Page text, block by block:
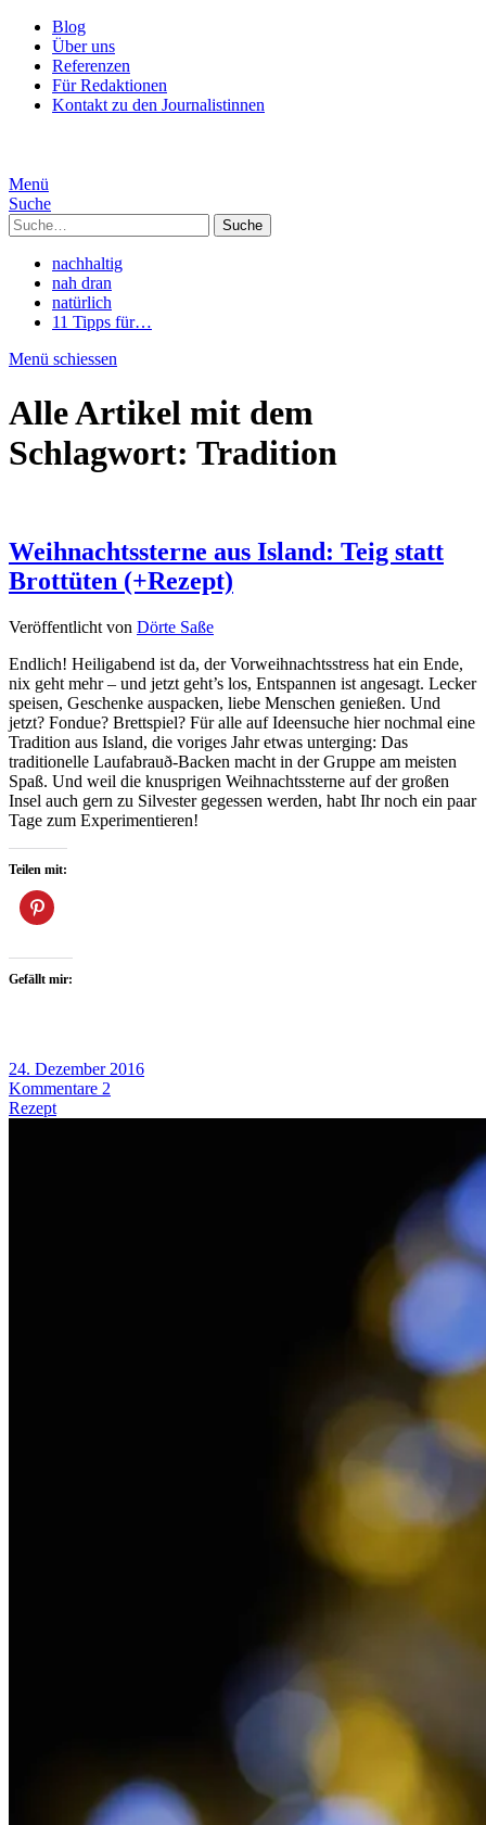
Blog
Über uns
Referenzen
Für Redaktionen
Kontakt zu den Journalistinnen
Menü
Suche
Suche
nachhaltig
nah dran
natürlich
11 Tipps für…
Menü schiessen
Alle Artikel mit dem
Schlagwort: Tradition
Weihnachtssterne aus Island: Teig statt
Brottüten (+Rezept)
Veröffentlicht von Dörte Saße
Endlich! Heiligabend ist da, der Vorweihnachtsstress hat ein Ende,
nix geht mehr – und jetzt geht’s los, Entspannen ist angesagt. Lecker
speisen, Geschenke auspacken, liebe Menschen genießen. Und
jetzt? Fondue? Brettspiel? Für alle auf Ideensuche hier nochmal eine
Tradition aus Island, die voriges Jahr etwas unterging: Das
traditionelle Laufabrauð-Backen macht in der Gruppe am meisten
Spaß. Und weil die knusprigen Weihnachtssterne auf der großen
Insel auch gern zu Silvester gegessen werden, habt Ihr noch ein paar
Tage zum Experimentieren!
Teilen mit:
Gefällt mir:
24. Dezember 2016
Kommentare 2
Rezept